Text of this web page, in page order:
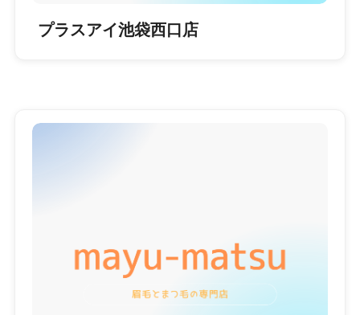
プラスアイ池袋西口店